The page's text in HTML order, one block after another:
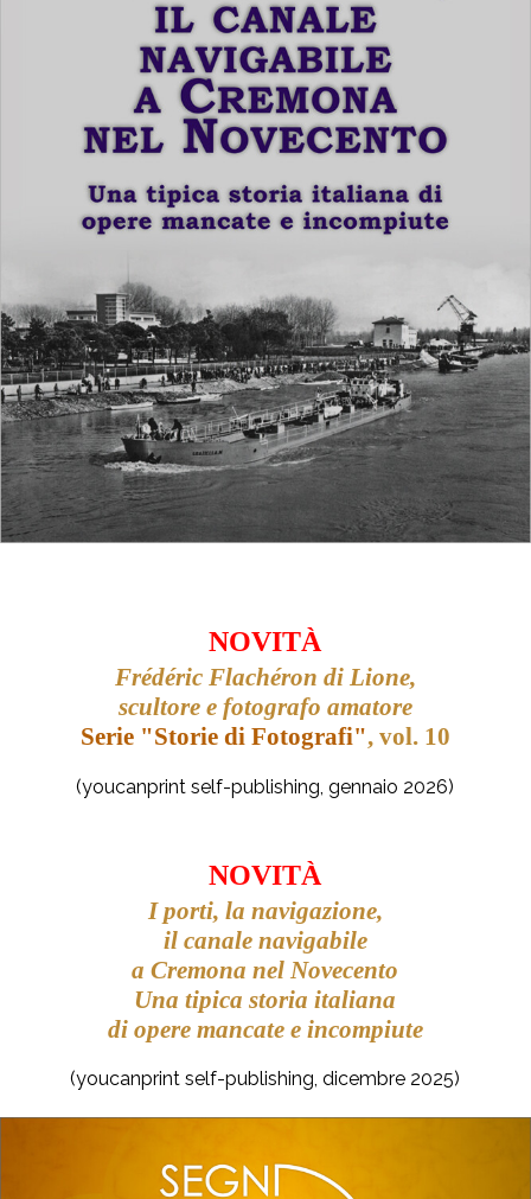
NOVITÀ
Frédéric Flachéron di Lione,
scultore e fotografo amatore
Serie "Storie di Fotografi", vol. 10
(youcanprint self-publishing, gennaio 2026)
NOVITÀ
I porti, la navigazione,
il canale navigabile
a Cremona nel Novecento
Una tipica storia italiana
di opere mancate e incompiute
(youcanprint self-publishing, dicembre 2025)